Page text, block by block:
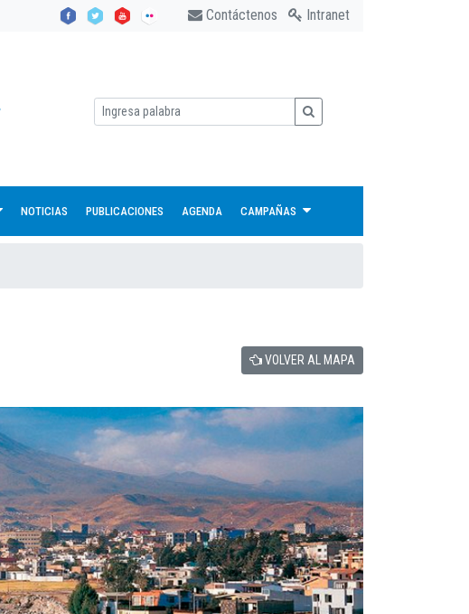
Contáctenos Intranet
NOTICIAS PUBLICACIONES AGENDA CAMPAÑAS
VOLVER AL MAPA